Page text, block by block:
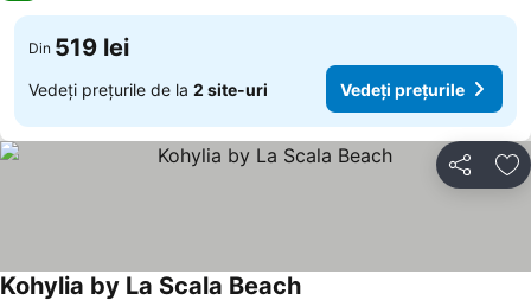
Din 519 lei
Vedeți prețurile de la 2 site-uri Vedeți prețurile
Distribuiți
Kohylia by La Scala Beach